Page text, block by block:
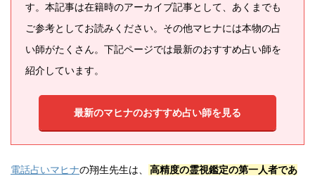
す。本記事は在籍時のアーカイブ記事として、あくまでも
ご参考としてお読みください。その他マヒナには本物の占
い師がたくさん。下記ページでは最新のおすすめ占い師を
紹介しています。
最新のマヒナのおすすめ占い師を見る
電話占いマヒナの翔生先生は、
高精度の霊視鑑定の第一人者であ